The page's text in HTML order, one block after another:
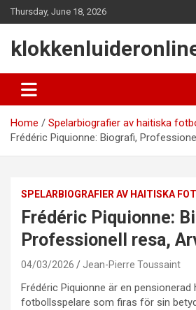
Skip
to
Thursday, June 18, 2026
Home
Spelarbiografier av haitiska
Frédéric Piquionne: Biografi,
SPELARBIOGRAFIER AV HAITISKA
Frédéric Piquionne:
Professionell resa,
04/03/2026 Jean-Pierre Toussaint
Frédéric Piquionne är en pensionerad
fotbollsspelare som firas för sin